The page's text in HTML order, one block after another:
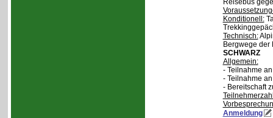
Reisebus
Konditionell:
Technisch:
Bergwege
SCHWARZ
Allgemein:
- Teilnahme
- Teilnahme
- Bereitschaft
Anmeldung